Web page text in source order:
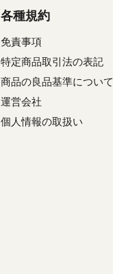
各種規約
免責事項
特定商品取引法の表記
商品の良品基準について
運営会社
個人情報の取扱い